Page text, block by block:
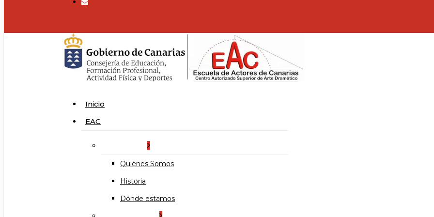
search
Menu
Inicio
EAC
Quiénes Somos
Historia
Dónde estamos